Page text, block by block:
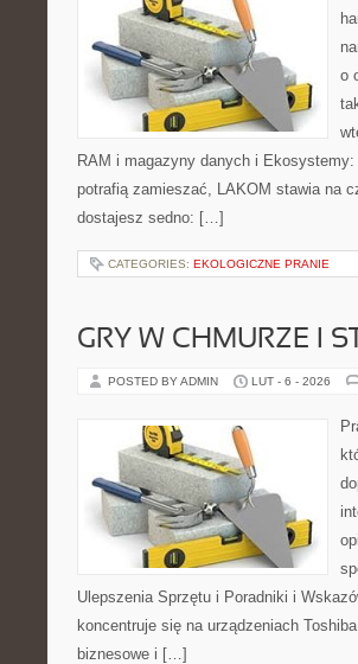
o
RAM i magazyny danych i
potrafią zamieszać, LAKOM stawia na
dostajesz sedno: […]
CATEGORIES: EKOLOGICZNE PRANIE
GRY W CHMURZE I
POSTED BY ADMIN LUT - 6 - 2026
Ulepszenia Sprzętu i Poradniki i
koncentruje się na urządzeniach
biznesowe i […]